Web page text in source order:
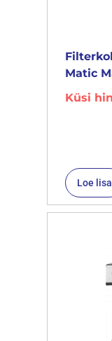
Matic
Küsi
Loe lisa